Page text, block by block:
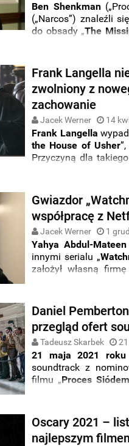
Ben Shenkman
(„Narcos”) znaleźli
do obsady „The
Kto jeszcze zagra
Frank Langella
zwolniony z
zachowanie
Jacek Werner 14
Frank Langella
the House of Usher
Przyczyną dla
Gwiazdor
współpracę z
Jacek Werner 1
Yahya Abdul-
innymi serialu „
założył własną
Daniel
przegląd ofert
Tadeusz Skarbek
21 maja 2021 roku
soundtrack z
filmu „Proces
Poniżej szczegóły
Daniel Pemberton
Oscary 2021 –
najlepszym